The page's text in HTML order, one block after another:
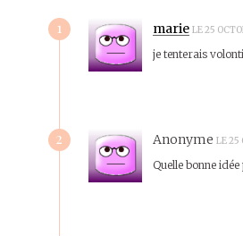
1 marie LE 25
je tenterais
2 Anonyme LE 25
Quelle bonne